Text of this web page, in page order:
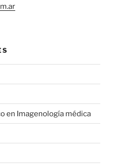
en Imagenología médica